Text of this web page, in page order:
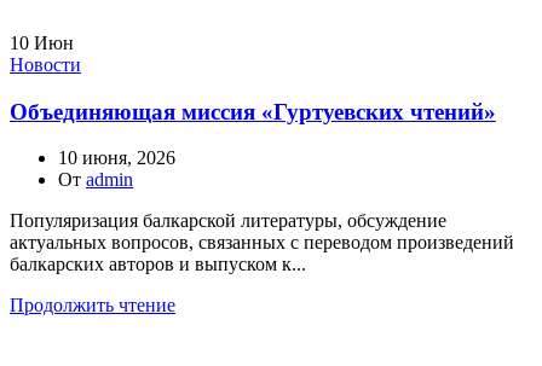
10 Июн
Новости
Объединяющая миссия «Гуртуевских чтений»
10 июня, 2026
От admin
Популяризация балкарской литературы, обсуждение
актуальных вопросов, связанных с переводом произведений
балкарских авторов и выпуском к...
Продолжить чтение